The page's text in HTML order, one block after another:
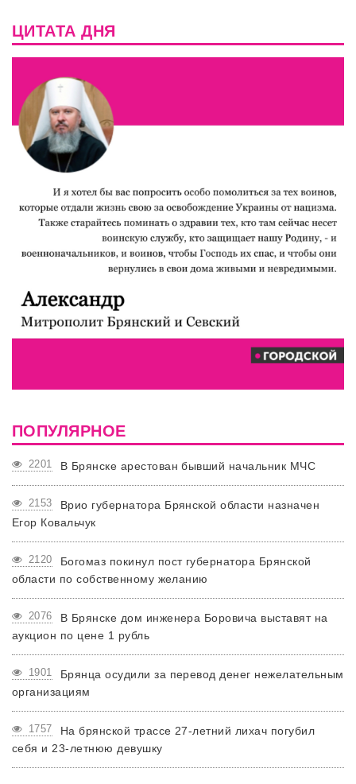
ЦИТАТА ДНЯ
ПОПУЛЯРНОЕ
2201 В Брянске арестован бывший начальник МЧС
2153
Врио губернатора Брянской области назначен
Егор Ковальчук
2120
Богомаз покинул пост губернатора Брянской
области по собственному желанию
2076
В Брянске дом инженера Боровича выставят на
аукцион по цене 1 рубль
1901
Брянца осудили за перевод денег нежелательным
организациям
1757
На брянской трассе 27-летний лихач погубил
себя и 23-летнюю девушку